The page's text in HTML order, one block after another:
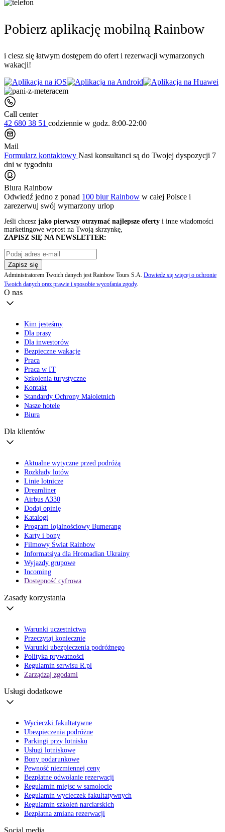
Pobierz aplikację mobilną Rainbow
i ciesz się łatwym dostępem do ofert i rezerwacji wymarzonych
wakacji!
Call center
42 680 38 51 codziennie w godz. 8:00-22:00
Mail
Formularz kontaktowy Nasi konsultanci są do Twojej dyspozycji 7
dni w tygodniu
Biura Rainbow
Odwiedź jedno z ponad 100 biur Rainbow w całej Polsce i
zarezerwuj swój wymarzony urlop
Jeśli chcesz jako pierwszy otrzymać najlepsze oferty i inne wiadomości
marketingowe wprost na Twoją skrzynkę,
ZAPISZ SIĘ NA NEWSLETTER:
Zapisz się
Administratorem Twoich danych jest Rainbow Tours S.A. Dowiedz się więcej o ochronie
Twoich danych oraz prawie i sposobie wycofania zgody.
O nas
Kim jesteśmy
Dla prasy
Dla inwestorów
Bezpieczne wakacje
Praca
Praca w IT
Szkolenia turystyczne
Kontakt
Standardy Ochrony Małoletnich
Nasze hotele
Biura
Dla klientów
Aktualne wytyczne przed podróżą
Rozkłady lotów
Linie lotnicze
Dreamliner
Airbus A330
Dodaj opinię
Katalogi
Program lojalnościowy Bumerang
Karty i bony
Filmowy Świat Rainbow
Informatsiya dla Hromadian Ukrainy
Wyjazdy grupowe
Incoming
Dostępność cyfrowa
Zasady korzystania
Warunki uczestnictwa
Przeczytaj koniecznie
Warunki ubezpieczenia podróżnego
Polityka prywatności
Regulamin serwisu R.pl
Zarządzaj zgodami
Usługi dodatkowe
Wycieczki fakultatywne
Ubezpieczenia podróżne
Parkingi przy lotnisku
Usługi lotniskowe
Bony podarunkowe
Pewność niezmiennej ceny
Bezpłatne odwołanie rezerwacji
Regulamin miejsc w samolocie
Regulamin wycieczek fakultatywnych
Regulamin szkoleń narciarskich
Bezpłatna zmiana rezerwacji
Social media